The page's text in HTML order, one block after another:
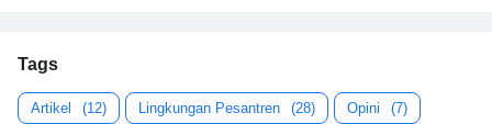
Tags
Artikel (12) Lingkungan Pesantren (28) Opini (7)